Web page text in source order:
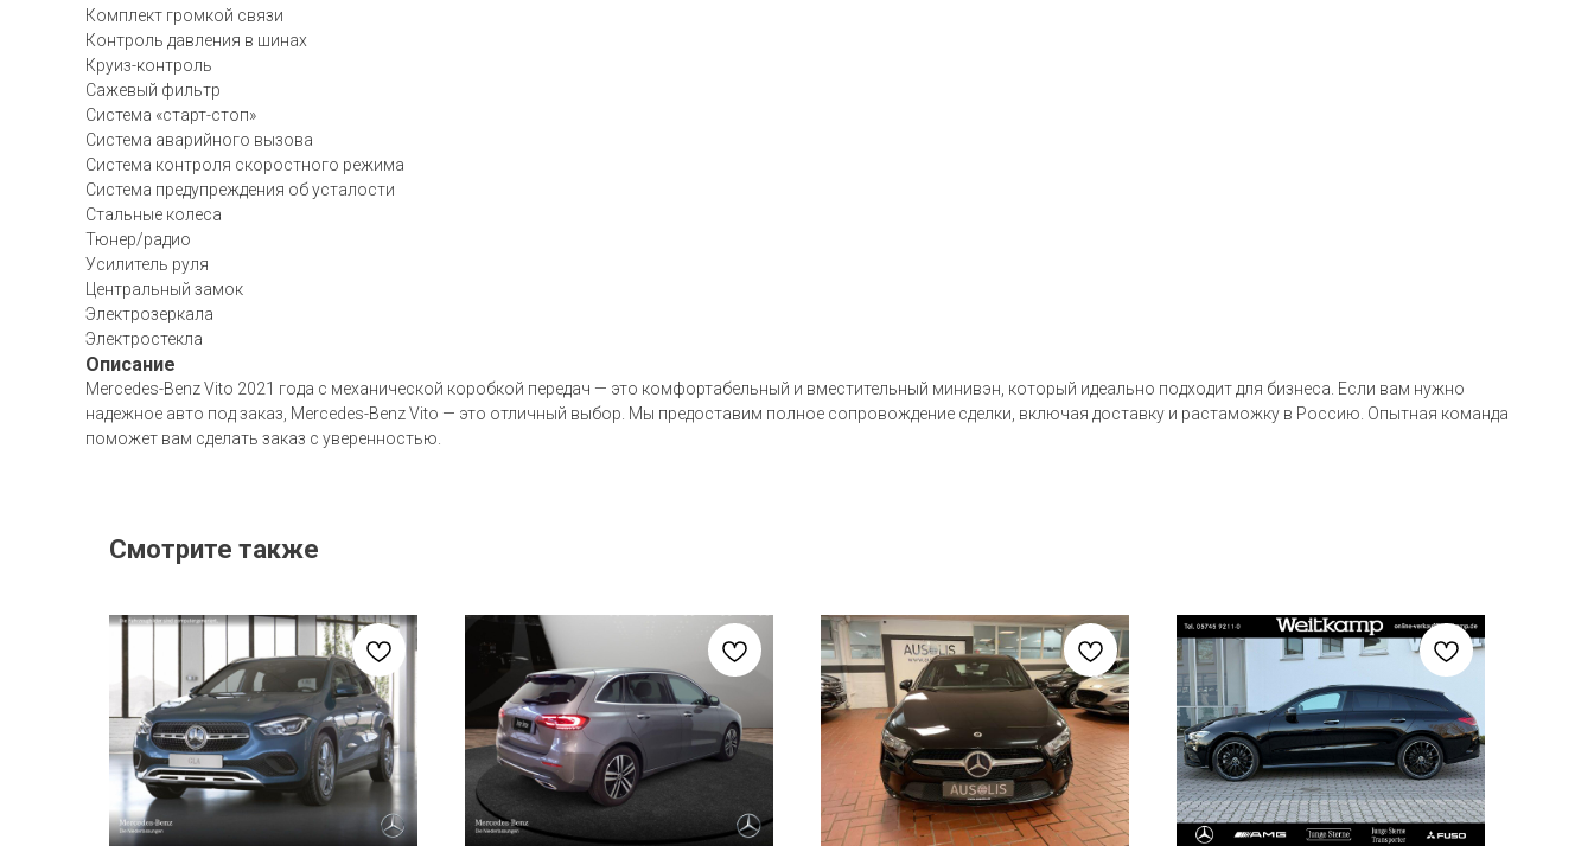
Комплект громкой связи
Контроль давления в шинах
Круиз-контроль
Сажевый фильтр
Система «старт-стоп»
Система аварийного вызова
Система контроля скоростного режима
Система предупреждения об усталости
Стальные колеса
Тюнер/радио
Усилитель руля
Центральный замок
Электрозеркала
Электростекла
Описание
Mercedes-Benz Vito 2021 года с механической коробкой передач — это комфортабельный и вместительный минивэн, который идеально подходит для бизнеса. Если вам нужно
надежное авто под заказ, Mercedes-Benz Vito — это отличный выбор. Мы предоставим полное сопровождение сделки, включая доставку и растаможку в Россию. Опытная команда
поможет вам сделать заказ с уверенностью.
Смотрите также